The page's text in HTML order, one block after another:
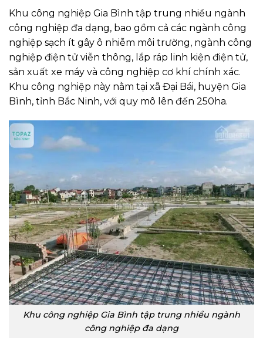
Khu công nghiệp Gia Bình tập trung nhiều ngành
công nghiệp đa dạng, bao gồm cả các ngành công
nghiệp sạch ít gây ô nhiễm môi trường, ngành công
nghiệp điện tử viễn thông, lắp ráp linh kiện điện tử,
sản xuất xe máy và công nghiệp cơ khí chính xác.
Khu công nghiệp này nằm tại xã Đại Bái, huyện Gia
Bình, tỉnh Bắc Ninh, với quy mô lên đến 250ha.
Khu công nghiệp Gia Bình tập trung nhiều ngành
công nghiệp đa dạng